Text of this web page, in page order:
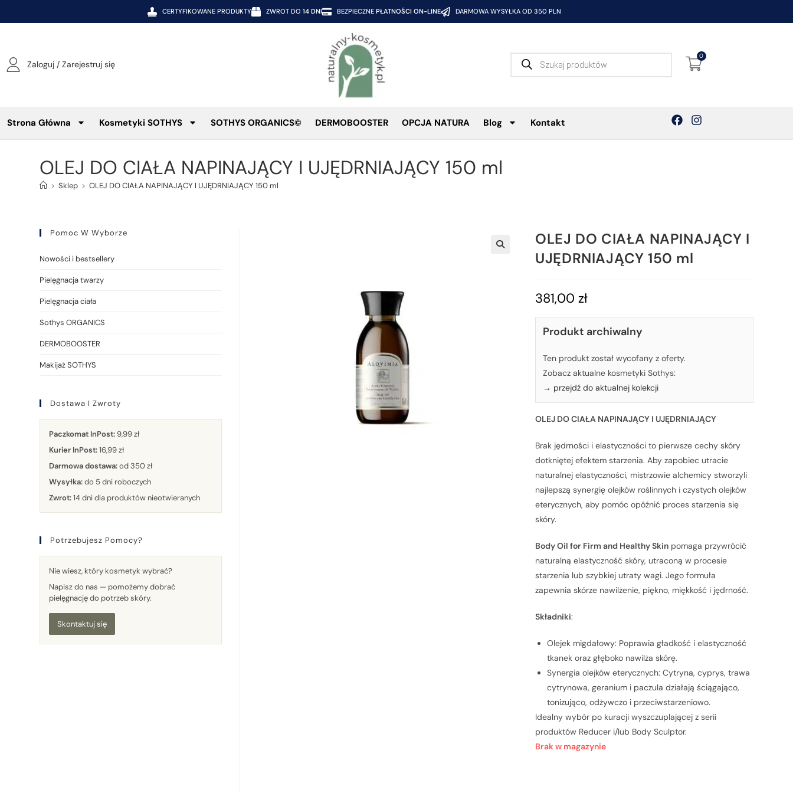
CERTYFIKOWANE PRODUKTY ZWROT DO 14 DNI BEZPIECZNE PŁATNOŚCI ON-LINE DARMOWA WYSYŁKA OD 350 PLN
Zaloguj / Zarejestruj się
0
Strona Główna Kosmetyki SOTHYS SOTHYS ORGANICS© DERMOBOOSTER OPCJA NATURA Blog Kontakt
OLEJ DO CIAŁA NAPINAJĄCY I UJĘDRNIAJĄCY 150 ml
> Sklep > OLEJ DO CIAŁA NAPINAJĄCY I UJĘDRNIAJĄCY 150 ml
OLEJ DO CIAŁA NAPINAJĄCY I
UJĘDRNIAJĄCY 150 ml
381,00zł
Produkt archiwalny
Ten produkt został wycofany z oferty.
Zobacz aktualne kosmetyki Sothys:
→ przejdź do aktualnej kolekcji
OLEJ DO CIAŁA NAPINAJĄCY I UJĘDRNIAJĄCY
Brak jędrności i elastyczności to pierwsze cechy skóry
dotkniętej efektem starzenia. Aby zapobiec utracie
naturalnej elastyczności, mistrzowie alchemicy stworzyli
najlepszą synergię olejków roślinnych i czystych olejków
eterycznych, aby pomóc opóźnić proces starzenia się
skóry.
Body Oil for Firm and Healthy Skin pomaga przywrócić
naturalną elastyczność skóry, utraconą w procesie
starzenia lub szybkiej utraty wagi. Jego formuła
zapewnia skórze nawilżenie, piękno, miękkość i jędrność.
Składniki:
Olejek migdałowy: Poprawia gładkość i elastyczność
tkanek oraz głęboko nawilża skórę.
Synergia olejków eterycznych: Cytryna, cyprys, trawa
cytrynowa, geranium i paczula działają ściągająco,
tonizująco, odżywczo i przeciwstarzeniowo.
Idealny wybór po kuracji wyszczuplającej z serii
produktów Reducer i/lub Body Sculptor.
Brak w magazynie
Pomoc W Wyborze
Nowości i bestsellery
Pielęgnacja twarzy
Pielęgnacja ciała
Sothys ORGANICS
DERMOBOOSTER
Makijaż SOTHYS
Dostawa I Zwroty
Paczkomat InPost:9,99 zł
Kurier InPost:16,99 zł
Darmowa dostawa:od 350 zł
Wysyłka:do 5 dni roboczych
Zwrot:14 dni dla produktów nieotwieranych
Potrzebujesz Pomocy?
Nie wiesz, który kosmetyk wybrać?
Napisz do nas — pomożemy dobrać
pielęgnację do potrzeb skóry.
Skontaktuj się